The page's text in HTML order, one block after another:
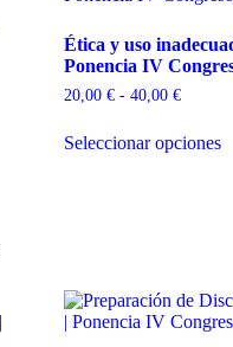
Ética y uso
Ponencia IV
20,00 € - 40,00 €
Seleccionar opciones